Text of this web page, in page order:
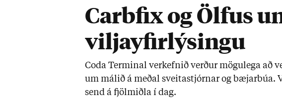
Carbfix og Ölfus
viljayfirlýsingu
Coda Term­inal verk­efn­ið verð­ur mögu­lega að
um mál­ið á með­al sveita­stjórn­ar og
send á fjöl­miðla í dag.